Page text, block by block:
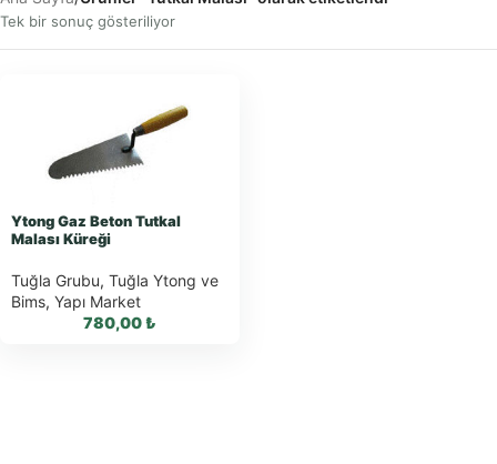
Tek bir sonuç gösteriliyor
Ytong Gaz Beton Tutkal
Malası Küreği
Tuğla Grubu, Tuğla Ytong ve
Bims, Yapı Market
780,00₺